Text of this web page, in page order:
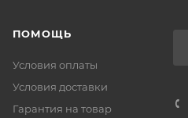
ПОМОЩЬ
Условия оплаты
Условия доставки
Гарантия на товар